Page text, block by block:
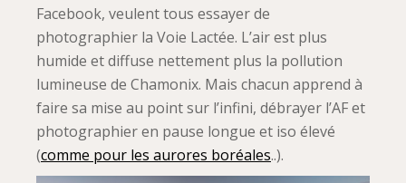
Facebook, veulent tous essayer de
photographier la Voie Lactée. L’air est plus
humide et diffuse nettement plus la pollution
lumineuse de Chamonix. Mais chacun apprend à
faire sa mise au point sur l’infini, débrayer l’AF et
photographier en pause longue et iso élevé
(comme pour les aurores boréales..).